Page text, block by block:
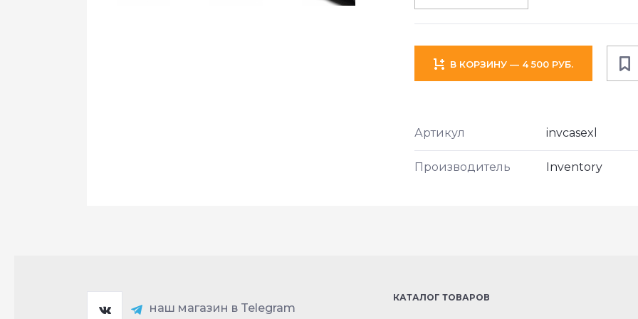
В КОРЗИНУ — 4 500 РУБ.
Артикул invcasexl
Производитель Inventory
наш магазин в Telegram
КАТАЛОГ ТОВАРОВ